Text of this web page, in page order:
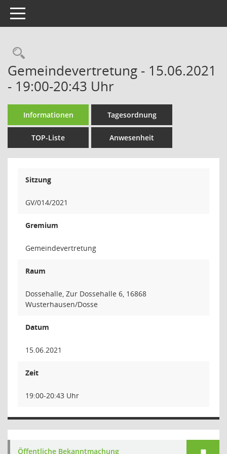
Toggle navigation
Rechercheauswahl
Gemeindevertretung - 15.06.2021
- 19:00-20:43 Uhr
Informationen Tagesordnung
TOP-Liste Anwesenheit
Sitzung
GV/014/2021
Gremium
Gemeindevertretung
Raum
Dossehalle, Zur Dossehalle 6, 16868
Wusterhausen/Dosse
Datum
15.06.2021
Zeit
19:00-20:43 Uhr
Öffentliche Bekanntmachung